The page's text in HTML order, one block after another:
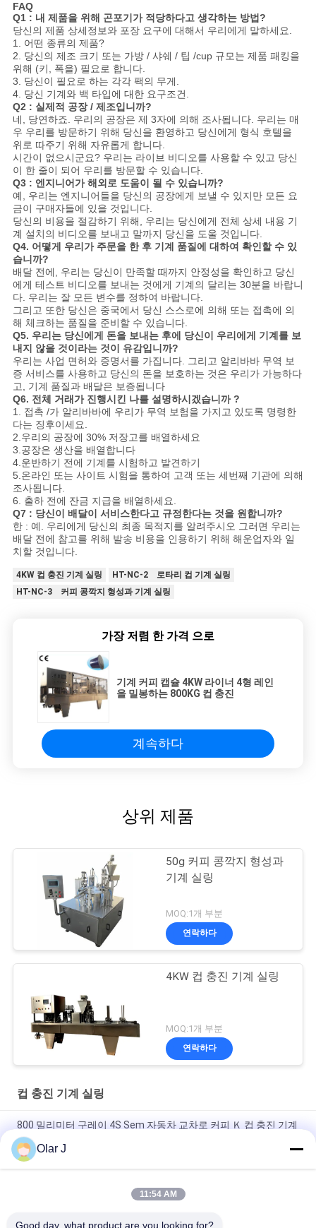
FAQ
Q1 : 내 제품을 위해 곤포기가 적당하다고 생각하는 방법?
당신의 제품 상세정보와 포장 요구에 대해서 우리에게 말하세요.
1. 어떤 종류의 제품?
2. 당신의 제조 크기 또는 가방 / 샤쉐 / 팁 /cup 규모는 제품 패킹을
위해 (키, 폭을) 필요로 합니다.
3. 당신이 필요로 하는 각각 팩의 무게.
4. 당신 기계와 백 타입에 대한 요구조건.
Q2 : 실제적 공장 / 제조입니까?
네, 당연하죠. 우리의 공장은 제 3자에 의해 조사됩니다. 우리는 매
우 우리를 방문하기 위해 당신을 환영하고 당신에게 형식 호텔을
위로 따주기 위해 자유롭게 합니다.
시간이 없으시군요? 우리는 라이브 비디오를 사용할 수 있고 당신
이 한 줄이 되어 우리를 방문할 수 있습니다.
Q3 : 엔지니어가 해외로 도움이 될 수 있습니까?
예, 우리는 엔지니어들을 당신의 공장에게 보낼 수 있지만 모든 요
금이 구매자들에 있을 것입니다.
당신의 비용을 절감하기 위해, 우리는 당신에게 전체 상세 내용 기
계 설치의 비디오를 보내고 말까지 당신을 도울 것입니다.
Q4. 어떻게 우리가 주문을 한 후 기계 품질에 대하여 확인할 수 있
습니까?
배달 전에, 우리는 당신이 만족할 때까지 안정성을 확인하고 당신
에게 테스트 비디오를 보내는 것에게 기계의 달리는 30분을 바랍니
다. 우리는 잘 모든 변수를 정하여 바랍니다.
그리고 또한 당신은 중국에서 당신 스스로에 의해 또는 접촉에 의
해 체크하는 품질을 준비할 수 있습니다.
Q5. 우리는 당신에게 돈을 보내는 후에 당신이 우리에게 기계를 보
내지 않을 것이라는 것이 유감입니까?
우리는 사업 면허와 증명서를 가집니다. 그리고 알리바바 무역 보
증 서비스를 사용하고 당신의 돈을 보호하는 것은 우리가 가능하다
고, 기계 품질과 배달은 보증됩니다
Q6. 전체 거래가 진행시킨 나를 설명하시겠습니까 ?
1. 접촉 /가 알리바바에 우리가 무역 보험을 가지고 있도록 명령한
다는 징후이세요.
2.우리의 공장에 30% 저장고를 배열하세요
3.공장은 생산을 배열합니다
4.운반하기 전에 기계를 시험하고 발견하기
5.온라인 또는 사이트 시험을 통하여 고객 또는 세번째 기관에 의해
조사됩니다.
6. 출하 전에 잔금 지급을 배열하세요.
Q7 : 당신이 배달이 서비스한다고 규정한다는 것을 원합니까?
한 : 예. 우리에게 당신의 최종 목적지를 알려주시오 그러면 우리는
배달 전에 참고를 위해 발송 비용을 인용하기 위해 해운업자와 일
치할 것입니다.
4KW 컵 충진 기계 실링
HT-NC-2 로타리 컵 기계 실링
HT-NC-3 커피 콩깍지 형성과 기계 실링
가장 저렴 한 가격 으로
기계 커피 캡슐 4KW 라이너 4형 레인
을 밀봉하는 800KG 컵 충진
계속하다
상위 제품
50g 커피 콩깍지 형성과
기계 실링
MOQ:1개 부분
연락하다
4KW 컵 충진 기계 실링
MOQ:1개 부분
연락하다
컵 충진 기계 실링
800 밀리미터 구레이 4S Sem 자동차 교차로 커피 Ｋ 컵 충진 기계
실링
SN-1을 밀봉하는 기계 요거트 컵을 채우는 세미 자동차 0.5KW 로
Olar J
11:54 AM
Good day, what product are you looking for?